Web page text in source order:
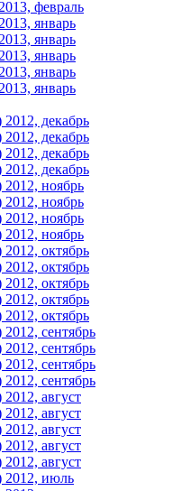
февраль
январь
январь
январь
январь
январь
декабрь
декабрь
декабрь
декабрь
ноябрь
ноябрь
ноябрь
ноябрь
октябрь
октябрь
октябрь
октябрь
октябрь
сентябрь
сентябрь
сентябрь
сентябрь
август
август
август
август
август
2012, июль